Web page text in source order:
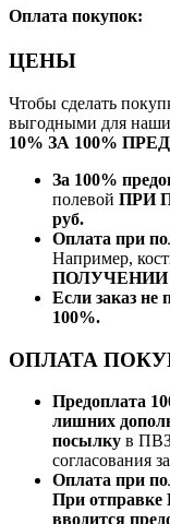
Оплата покупок:
ЦЕНЫ
Чтобы сделать
выгодными для
10% ЗА 100%
За 100%
полевой ПРИ
руб.
Оплата при
Например,
ПОЛУЧЕНИИ
Если заказ не
100%.
ОПЛАТА
Предоплата
лишних
посылку в
согласования
Оплата при
При
вводится